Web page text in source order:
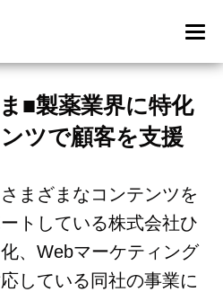
■製薬業界に特化
ツで顧客を支援
まざまなコンテンツを
トしている株式会社ひ
、Webマーケティング
している同社の事業に